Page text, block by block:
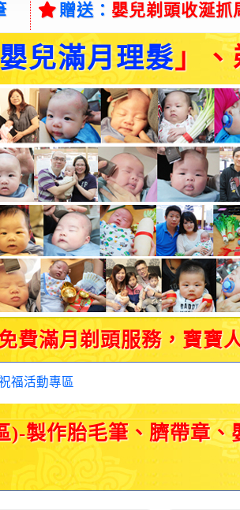
贈送： 嬰兒剃頭收涎抓
嬰兒滿月理髮」、
費滿月剃頭服務，寶寶
福活動專區
)-製作胎毛筆、臍帶章